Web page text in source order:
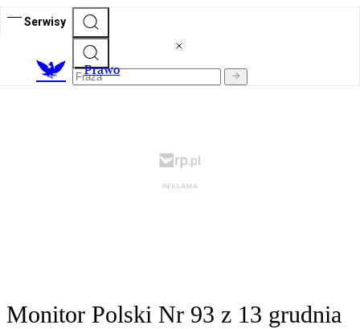
Serwisy
Prawo
Monitor Polski Nr 93 z 13 grudnia